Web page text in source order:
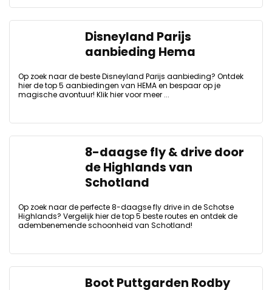
Disneyland Parijs
aanbieding Hema
Op zoek naar de beste Disneyland Parijs aanbieding? Ontdek
hier de top 5 aanbiedingen van HEMA en bespaar op je
magische avontuur! Klik hier voor meer ...
8-daagse fly & drive door
de Highlands van
Schotland
Op zoek naar de perfecte 8-daagse fly drive in de Schotse
Highlands? Vergelijk hier de top 5 beste routes en ontdek de
adembenemende schoonheid van Schotland!
Boot Puttgarden Rodby